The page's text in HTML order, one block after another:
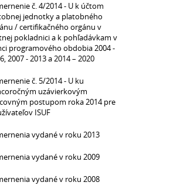
č. 4/2014 - U k účtom
jednotky a platobného
/ certifikačného orgánu v
pokladnici a k pohľadávkam v
programového obdobia 2004 -
2007 - 2013 a 2014 – 2020
č. 5/2014 - U ku
uzávierkovým
postupom roka 2014 pre
ISUF
vydané v roku 2013
vydané v roku 2009
vydané v roku 2008